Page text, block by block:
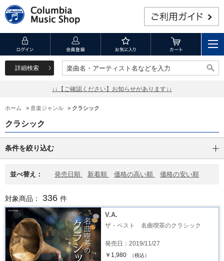
詳細検索 楽曲名・アーティスト名などを入力
楽曲名・アーティスト名などを入力
↓↓【ご確認ください】お知らせがあります↓↓
ホーム > 音楽ジャンル > クラシック
クラシック
条件を絞り込む
並べ替え： 発売日順 新着順 価格の高い順 価格の安い順
対象商品： 336 件
V.A.
ザ・ベスト 名曲喫茶のクラシック
発売日：2019/11/27
￥1,980
（税込）